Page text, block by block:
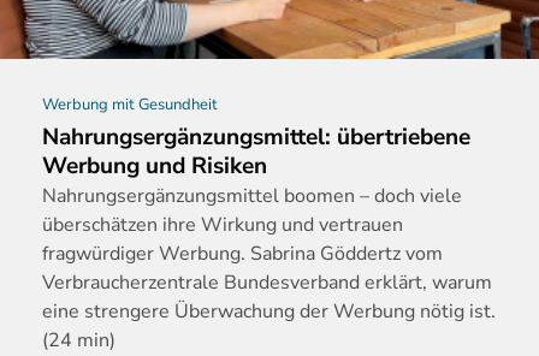
Werbung mit Gesundheit
Nahrungsergänzungsmittel: übertriebene
Werbung und Risiken
Nahrungsergänzungsmittel boomen – doch viele
überschätzen ihre Wirkung und vertrauen
fragwürdiger Werbung. Sabrina Göddertz vom
Verbraucherzentrale Bundesverband erklärt, warum
eine strengere Überwachung der Werbung nötig ist.
(24 min)